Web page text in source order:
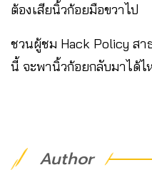
ต้องเสียนิ้วก้อยมือขวาไป
ชวนผู้ชม Hack Policy ส
นี้ จะพานิ้วก้อยกลับมาได้ไ
Author